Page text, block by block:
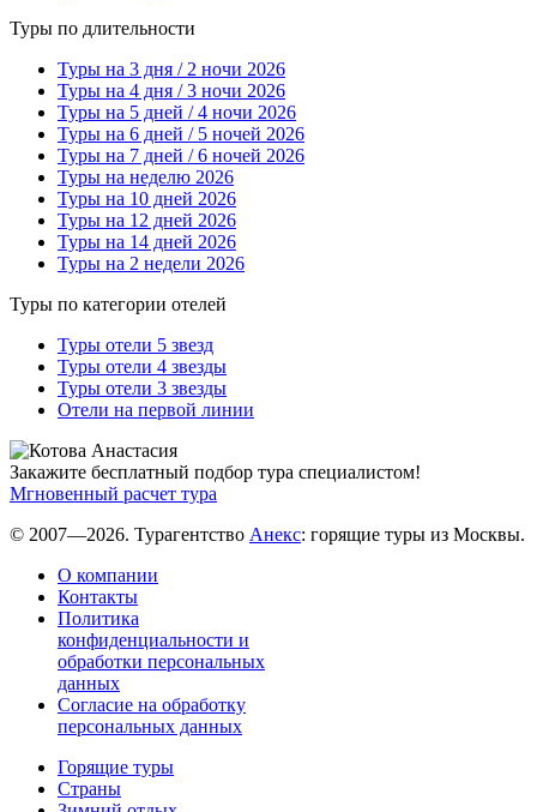
Туры по длительности
Туры на 3 дня / 2 ночи 2026
Туры на 4 дня / 3 ночи 2026
Туры на 5 дней / 4 ночи 2026
Туры на 6 дней / 5 ночей 2026
Туры на 7 дней / 6 ночей 2026
Туры на неделю 2026
Туры на 10 дней 2026
Туры на 12 дней 2026
Туры на 14 дней 2026
Туры на 2 недели 2026
Туры по категории отелей
Туры отели 5 звезд
Туры отели 4 звезды
Туры отели 3 звезды
Отели на первой линии
Закажите бесплатный подбор тура специалистом!
Мгновенный расчет тура
© 2007—2026. Турагентство Анекс: горящие туры из Москвы.
О компании
Контакты
Политика
конфиденциальности и
обработки персональных
данных
Согласие на обработку
персональных данных
Горящие туры
Страны